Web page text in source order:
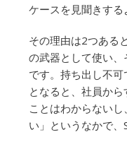
ケースを見聞きする
その理由は2つある
の武器として使い
です。持ち出し不可
となると、社員か
ことはわからない
い」というなかで、